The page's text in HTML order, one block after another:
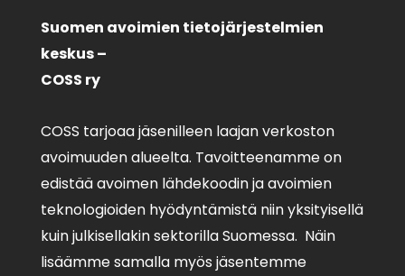
Suomen avoimien tietojärjestelmien
keskus –
COSS ry
COSS tarjoaa jäsenilleen laajan verkoston
avoimuuden alueelta. Tavoitteenamme on
edistää avoimen lähdekoodin ja avoimien
teknologioiden hyödyntämistä niin yksityisellä
kuin julkisellakin sektorilla Suomessa. Näin
lisäämme samalla myös jäsentemme